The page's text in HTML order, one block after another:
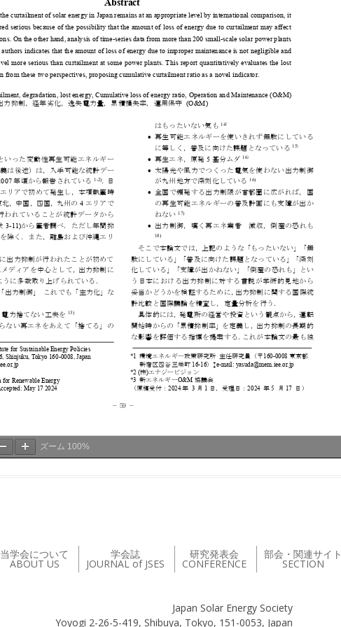
ズーム 100%
当学会について
ABOUT US
学会誌
JOURNAL of JSES
研究発表会
CONFERENCE
部会・関連サイト
SECTION
Japan Solar Energy Society
Yoyogi 2-26-5-419, Shibuya, Tokyo, 151-0053, Japan